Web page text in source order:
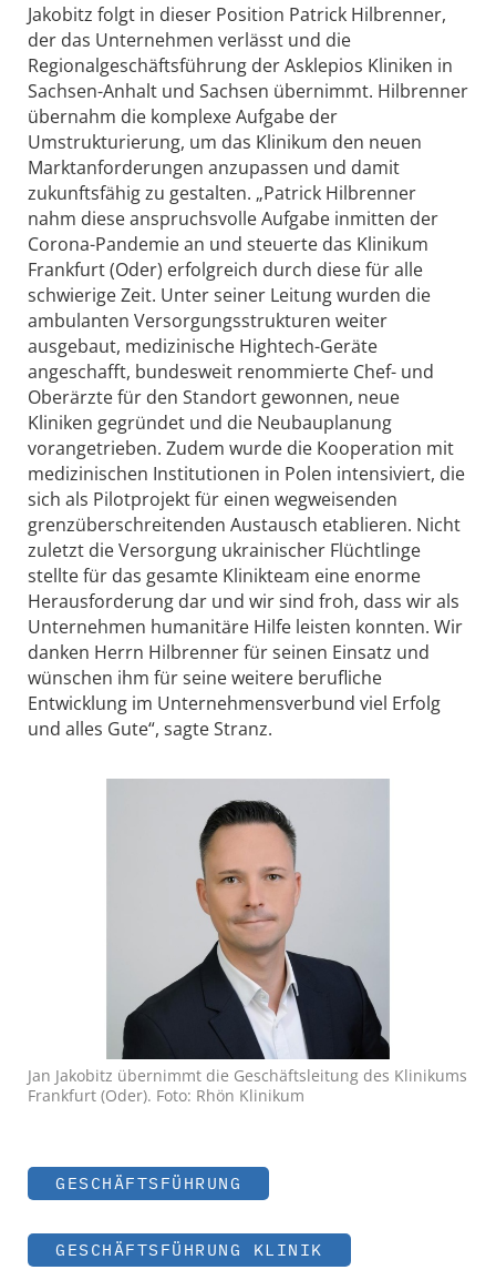
Jakobitz folgt in dieser Position Patrick Hilbrenner,
der das Unternehmen verlässt und die
Regionalgeschäftsführung der Asklepios Kliniken in
Sachsen-Anhalt und Sachsen übernimmt. Hilbrenner
übernahm die komplexe Aufgabe der
Umstrukturierung, um das Klinikum den neuen
Marktanforderungen anzupassen und damit
zukunftsfähig zu gestalten. „Patrick Hilbrenner
nahm diese anspruchsvolle Aufgabe inmitten der
Corona-Pandemie an und steuerte das Klinikum
Frankfurt (Oder) erfolgreich durch diese für alle
schwierige Zeit. Unter seiner Leitung wurden die
ambulanten Versorgungsstrukturen weiter
ausgebaut, medizinische Hightech-Geräte
angeschafft, bundesweit renommierte Chef- und
Oberärzte für den Standort gewonnen, neue
Kliniken gegründet und die Neubauplanung
vorangetrieben. Zudem wurde die Kooperation mit
medizinischen Institutionen in Polen intensiviert, die
sich als Pilotprojekt für einen wegweisenden
grenzüberschreitenden Austausch etablieren. Nicht
zuletzt die Versorgung ukrainischer Flüchtlinge
stellte für das gesamte Klinikteam eine enorme
Herausforderung dar und wir sind froh, dass wir als
Unternehmen humanitäre Hilfe leisten konnten. Wir
danken Herrn Hilbrenner für seinen Einsatz und
wünschen ihm für seine weitere berufliche
Entwicklung im Unternehmensverbund viel Erfolg
und alles Gute“, sagte Stranz.
Jan Jakobitz übernimmt die Geschäftsleitung des Klinikums
Frankfurt (Oder). Foto: Rhön Klinikum
GESCHÄFTSFÜHRUNG
GESCHÄFTSFÜHRUNG KLINIK